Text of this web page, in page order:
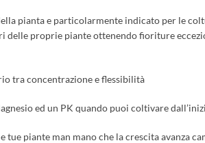
pianta e particolarmente indicato per le
delle proprie piante ottenendo fioriture
tra concentrazione e flessibilità
ed un PK quando puoi coltivare
piante man mano che la crescita avanza